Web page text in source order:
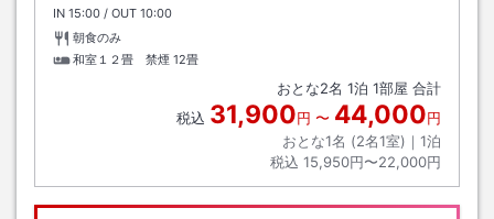
IN チェックイン
15:00 / OUT チェックアウト
10:00
朝食のみ
和室１２畳 禁煙 12畳
おとな2名 1泊 1部屋 合計
税込 31,900円 〜 44,000円
おとな1名 (2名1室)｜ 1泊
税込 15,950円〜22,000円